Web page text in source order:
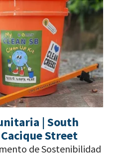
| South
Street
de Sostenibilidad